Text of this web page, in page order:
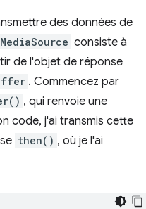
des données de
MediaSource consiste à
de l'objet de réponse
. Commencez par
, qui renvoie une
code, j'ai transmis cette
then() , où je l'ai